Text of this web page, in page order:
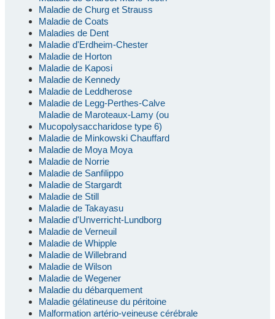
Maladie de Churg et Strauss
Maladie de Coats
Maladies de Dent
Maladie d'Erdheim-Chester
Maladie de Horton
Maladie de Kaposi
Maladie de Kennedy
Maladie de Leddherose
Maladie de Legg-Perthes-Calve
Maladie de Maroteaux-Lamy (ou
Mucopolysaccharidose type 6)
Maladie de Minkowski Chauffard
Maladie de Moya Moya
Maladie de Norrie
Maladie de Sanfilippo
Maladie de Stargardt
Maladie de Still
Maladie de Takayasu
Maladie d'Unverricht-Lundborg
Maladie de Verneuil
Maladie de Whipple
Maladie de Willebrand
Maladie de Wilson
Maladie de Wegener
Maladie du débarquement
Maladie gélatineuse du péritoine
Malformation artério-veineuse cérébrale